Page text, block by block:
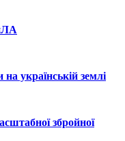
українській землі
збройної